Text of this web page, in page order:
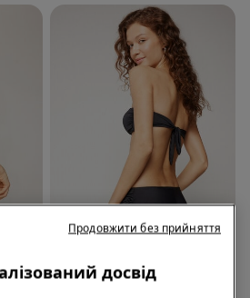
ПЕРЕРОБЛЕНА МІКРОФІБРА
досвід
Продовжити без прийняття